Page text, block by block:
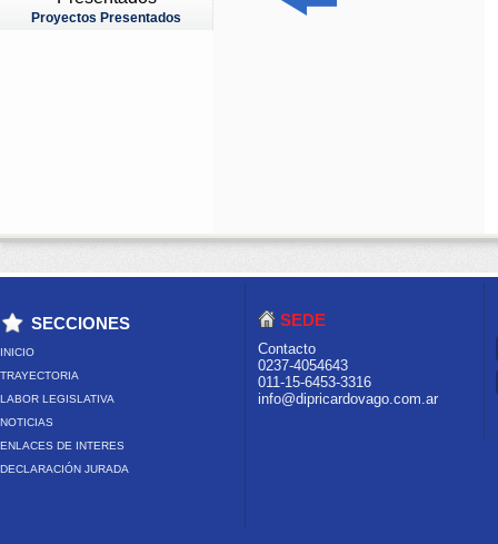
Proyectos Presentados
SECCIONES
INICIO
TRAYECTORIA
LABOR LEGISLATIVA
NOTICIAS
ENLACES DE INTERES
DECLARACIÓN JURADA
SEDE
Contacto
0237-4054643
011-15-6453-3316
info@dipricardovago.com.ar